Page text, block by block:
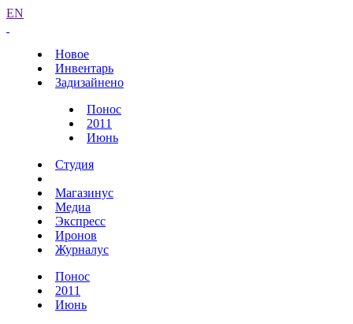
EN
Новое
Инвентарь
Задизайнено
Понос
2011
Июнь
Студия
Магазинус
Медиа
Экспресс
Иронов
Журналус
Понос
2011
Июнь